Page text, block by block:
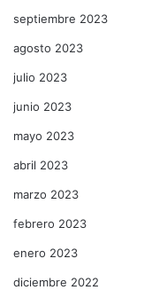
septiembre 2023
agosto 2023
julio 2023
junio 2023
mayo 2023
abril 2023
marzo 2023
febrero 2023
enero 2023
diciembre 2022